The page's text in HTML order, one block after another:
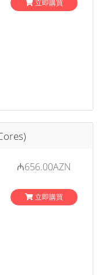
立即購買
₼656.00AZN
立即購買